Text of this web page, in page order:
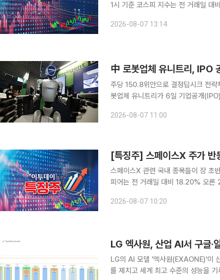
1시 기준 코스피 지수는 전 거래일
오르기도 했으나, 이내 하락 전환했다.
2026-08-07 13:14
中 로봇업체 유니트리, IPO
주당 150.8위안으로 결정딥시크 전략투자자
봇업체 유니트리가 6일 기업공개
이번 상장이 완료되면 유니트리는 중
2026-08-07 11:00
스페이스X 관련 국내 종목들이 장 초반 강세다. 7일 한국거래소에 따르면 오
피어는 전 거래일 대비 18.20% 오른
(1.39%), 와이제이링크(1.35%) 등
2026-08-07 10:20
LG 엑사원, 산업 AI서 구글·
LG의 AI 모델 '엑사원(EXAONE)'이
를 제치고 세계 최고 수준의 성능을